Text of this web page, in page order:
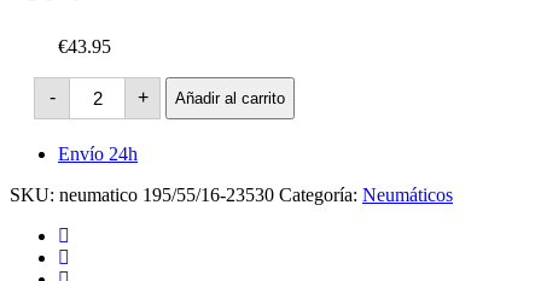
€43.95
-
LANVIGATOR
Comfort-
II
-87V
cantidad
+ Añadir al carrito
Envío 24h
SKU: neumatico 195/55/16-23530 Categoría: Neumáticos